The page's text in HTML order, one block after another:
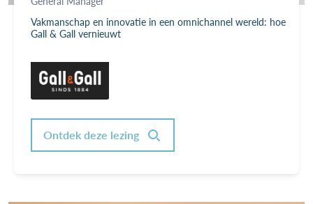
Vakmanschap en innovatie in een omnichannel wereld: hoe
Gall & Gall vernieuwt
Ontdek deze lezing